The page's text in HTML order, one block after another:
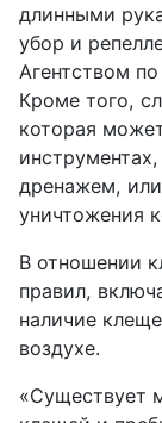
длинными
убор и
Агентством
Кроме того,
которая
дренажем, или
уничтожения
В отношении
правил,
наличие
воздухе.
«Существует